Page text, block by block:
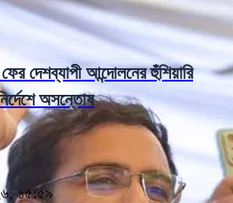
দেশব্যাপী আন্দোলনের হুঁশিয়ারি
অসন্তোষ
১৫:৫৯